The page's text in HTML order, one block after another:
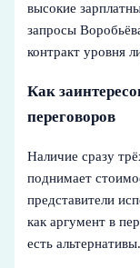
высокие
запросы
контракт уровня
Как
переговоров
Наличие сразу
поднимает
представители
как аргумент в
есть альтернативы.